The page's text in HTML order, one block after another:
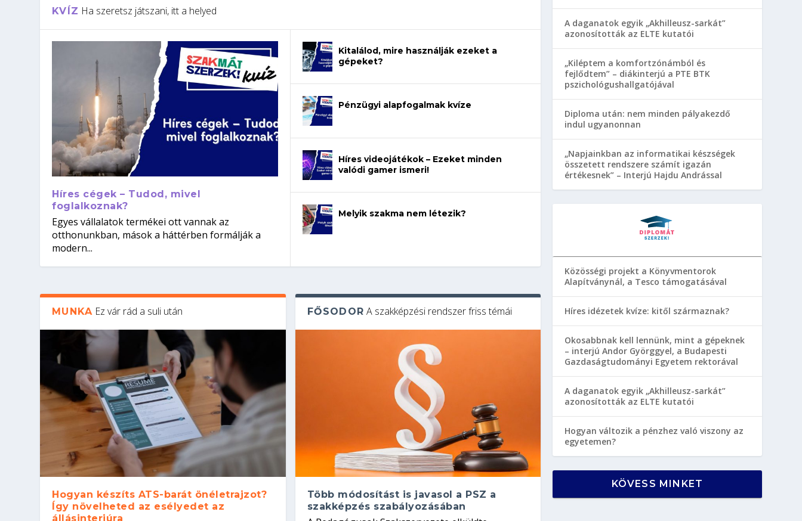
KVÍZ Ha szeretsz játszani, itt a helyed
Híres cégek – Tudod, mivel
foglalkoznak?
Egyes vállalatok termékei ott vannak az
otthonunkban, mások a háttérben formálják a
modern...
Kitalálod, mire használják ezeket a
gépeket?
Pénzügyi alapfogalmak kvíze
Híres videojátékok – Ezeket minden
valódi gamer ismeri!
Melyik szakma nem létezik?
MUNKA Ez vár rád a suli után
Hogyan készíts ATS-barát önéletrajzot?
Így növelheted az esélyedet az
állásinterjúra
FŐSODOR A szakképzési rendszer friss témái
Több módosítást is javasol a PSZ a
szakképzés szabályozásában
A daganatok egyik „Akhilleusz-sarkát”
azonosították az ELTE kutatói
„Kiléptem a komfortzónámból és
fejlődtem” – diákinterjú a PTE BTK
pszichológushallgatójával
Diploma után: nem minden pályakezdő
indul ugyanonnan
„Napjainkban az informatikai készségek
összetett rendszere számít igazán
értékesnek” – Interjú Hajdu Andrással
Közösségi projekt a Könyvmentorok
Alapítványnál, a Tesco támogatásával
Híres idézetek kvíze: kitől származnak?
Okosabbnak kell lennünk, mint a gépeknek
– interjú Andor Györggyel, a Budapesti
Gazdaságtudományi Egyetem rektorával
A daganatok egyik „Akhilleusz-sarkát”
azonosították az ELTE kutatói
Hogyan változik a pénzhez való viszony az
egyetemen?
KÖVESS MINKET